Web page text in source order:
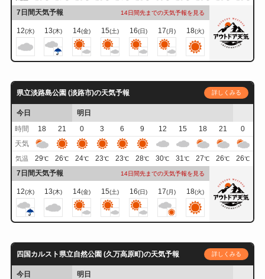
7日間天気予報 14日間先までの天気予報を見る
12(水) 13(木) 14(金) 15(土) 16(日) 17(月) 18(火)
県立淡路島公園 (淡路市)の天気予報 詳しくみる
今日
明日
時間
18 21 0 3 6 9 12 15 18 21
0
天気
気温 29℃ 26℃ 24℃ 23℃ 23℃ 28℃ 30℃ 31℃ 27℃ 26℃ 26℃
7日間天気予報 14日間先までの天気予報を見る
12(水) 13(木) 14(金) 15(土) 16(日) 17(月) 18(火)
四国カルスト県立自然公園 (久万高原町)の天気予報 詳しくみる
今日
明日